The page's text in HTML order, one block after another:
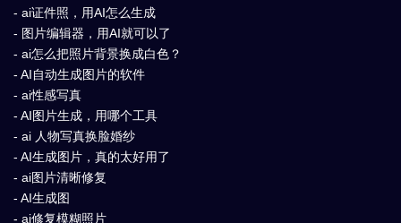
- ai证件照，用AI怎么生成
- 图片编辑器，用AI就可以了
- ai怎么把照片背景换成白色？
- AI自动生成图片的软件
- ai性感写真
- AI图片生成，用哪个工具
- ai 人物写真换脸婚纱
- AI生成图片，真的太好用了
- ai图片清晰修复
- AI生成图
- ai修复模糊照片